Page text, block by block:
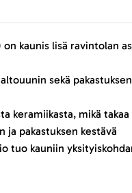
kaunis lisä ravintolan
sekä
keramiikasta, mikä
ja pakastuksen kestävä
tuo kauniin